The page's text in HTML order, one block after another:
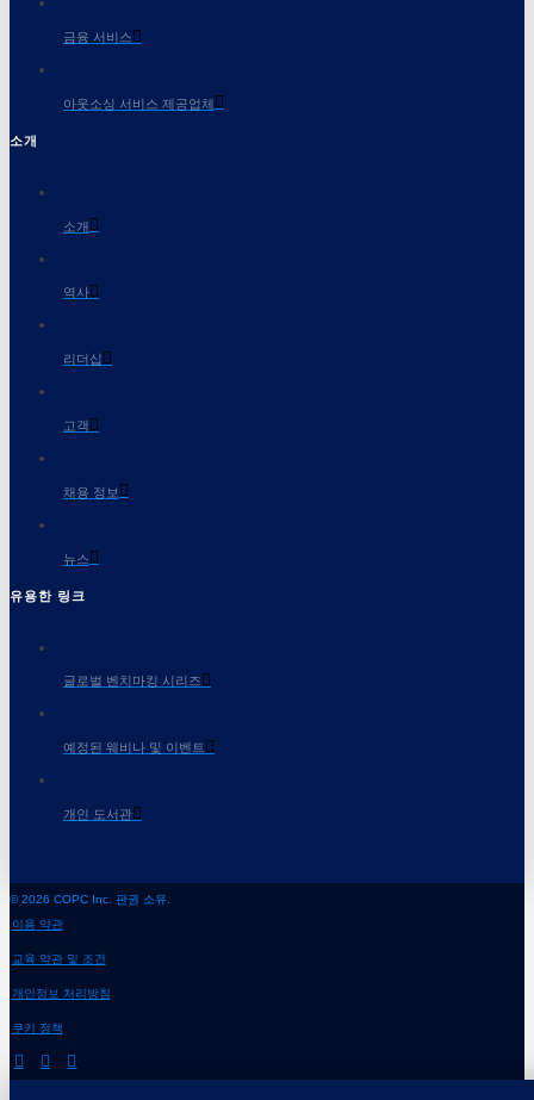
금융 서비스
아웃소싱 서비스 제공업체
소개
소개
역사
리더십
고객
채용 정보
뉴스
유용한 링크
글로벌 벤치마킹 시리즈
예정된 웨비나 및 이벤트
개인 도서관
© 2026 COPC Inc. 판권 소유.
이용 약관
교육 약관 및 조건
개인정보 처리방침
쿠키 정책